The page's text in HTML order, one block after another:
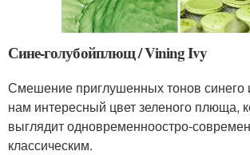
Сине-голубойплющ / Vining Ivy
Смешение приглушенных тонов синего
нам интересный цвет зеленого плюща,
выглядит одновременноостро-
классическим.